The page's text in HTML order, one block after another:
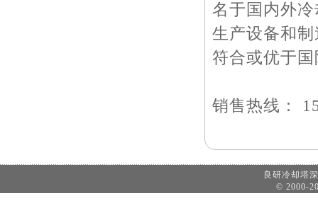
名于国内外
生产设备和
符合或优于
销售热线：
良研冷却
© 2000-